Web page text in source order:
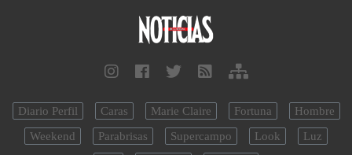
Diario Perfil Caras Marie Claire Fortuna
Hombre
Weekend
Parabrisas Supercampo Look
Luz